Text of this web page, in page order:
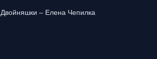
Двойняшки – Елена Чепилка